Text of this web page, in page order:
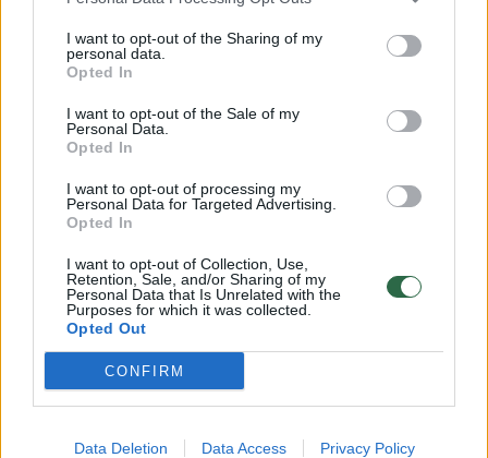
I want to opt-out of the Sharing of my
personal data.
Opted In
I want to opt-out of the Sale of my
Personal Data.
Opted In
I want to opt-out of processing my
Personal Data for Targeted Advertising.
Opted In
I want to opt-out of Collection, Use,
Retention, Sale, and/or Sharing of my
Personal Data that Is Unrelated with the
Purposes for which it was collected.
Opted Out
CONFIRM
Data Deletion Data Access Privacy Policy
Žinios | Pasaulis
00:00:40
Lietuvos muitinė sunaikino beveik pusės tonos
hereoino: parodė, kaip tai atrodo
Žinios | Kriminalai
Radus 50 kilogramų augalinės kilmės narkotikų
Jonavoje sulaikyti du vyrai: gresia iki 8 metų kalėjimo
Žinios | Kriminalai
Peru konfiskavo 3,4 tonos kokaino: narkotikai buvo
slepiami bananų siuntose, skirtose Belgijai